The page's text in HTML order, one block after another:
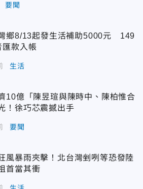
要聞
鄉8/13起發生活補助5000元 149
匯款入帳
生活
10億「陳昱瑄與陳時中、陳柏惟合
！徐巧芯震撼出手
要聞
風暴雨夾擊！北台灣剉咧等恐發陸
首當其衝